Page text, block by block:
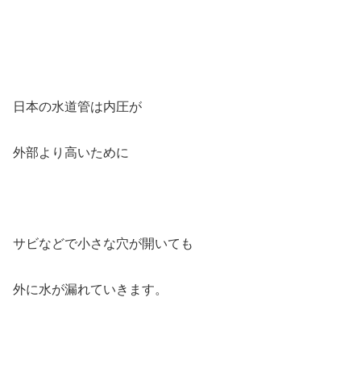
日本の水道管は内圧が
外部より高いために
サビなどで小さな穴が開いても
外に水が漏れていきます。